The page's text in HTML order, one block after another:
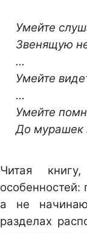
Умейте
Звенящую
…
Умейте
…
Умейте
До мурашек
Читая
особенностей:
а не
разделах